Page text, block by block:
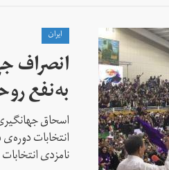
ايران
انصراف
به‌نفع
اسحاق
انتخابات
نامزدی